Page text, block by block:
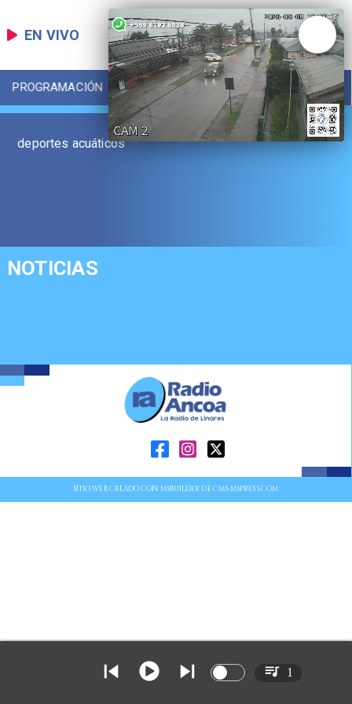
EN VIVO
PROGRAMACIÓN LOCAL DEPORTES
deportes acuáticos
NOTICIAS
SITIO WEB CREADO CON MSBUILDER DE CMS-MSPRESS.COM
1